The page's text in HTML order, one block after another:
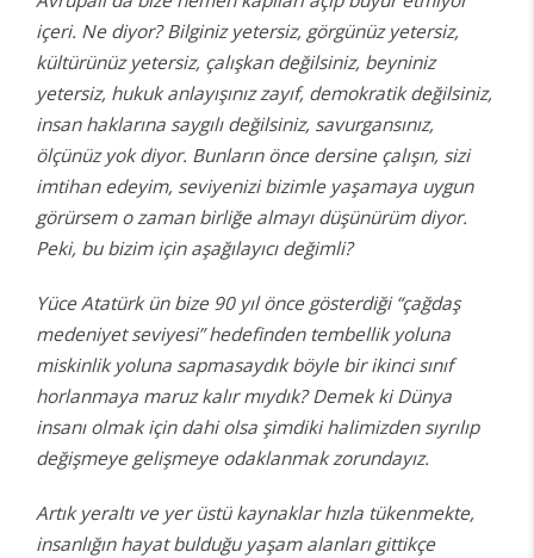
içeri. Ne diyor? Bilginiz yetersiz, görgünüz yetersiz,
kültürünüz yetersiz, çalışkan değilsiniz, beyniniz
yetersiz, hukuk anlayışınız zayıf, demokratik değilsiniz,
insan haklarına saygılı değilsiniz, savurgansınız,
ölçünüz yok diyor. Bunların önce dersine çalışın, sizi
imtihan edeyim, seviyenizi bizimle yaşamaya uygun
görürsem o zaman birliğe almayı düşünürüm diyor.
Peki, bu bizim için aşağılayıcı değimli?
Yüce Atatürk ün bize 90 yıl önce gösterdiği “çağdaş
medeniyet seviyesi” hedefinden tembellik yoluna
miskinlik yoluna sapmasaydık böyle bir ikinci sınıf
horlanmaya maruz kalır mıydık? Demek ki Dünya
insanı olmak için dahi olsa şimdiki halimizden sıyrılıp
değişmeye gelişmeye odaklanmak zorundayız.
Artık yeraltı ve yer üstü kaynaklar hızla tükenmekte,
insanlığın hayat bulduğu yaşam alanları gittikçe